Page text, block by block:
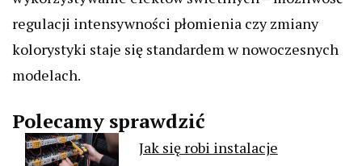
regulacji intensywności płomienia czy zmiany
kolorystyki staje się standardem w nowoczesnych
modelach.
Polecamy sprawdzić
Jak się robi instalacje